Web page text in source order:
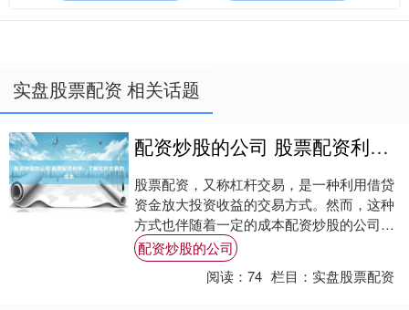
实盘股票配资 相关话题
配资炒股的公司 股票配资利率：了解杠杆交易的成本
股票配资，又称杠杆交易，是一种利用借贷
资金放大投资收益的交易方式。然而，这种
方式也伴随着一定的成本配资炒股的公司，
其中最重要的就是股票配资利率。 期货股票
配资是....
配资炒股的公司
阅读：74 栏目： 实盘股票配资